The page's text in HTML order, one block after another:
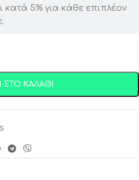
5% για κάθε επιπλέον
ΚΑΛΆΘΙ